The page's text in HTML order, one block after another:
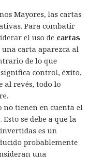
Mayores, las cartas
Para combatir
el uso de cartas
una carta aparezca al
de lo que
control, éxito,
al revés, todo lo
no tienen en cuenta el
se debe a que la
es un
probablemente
una